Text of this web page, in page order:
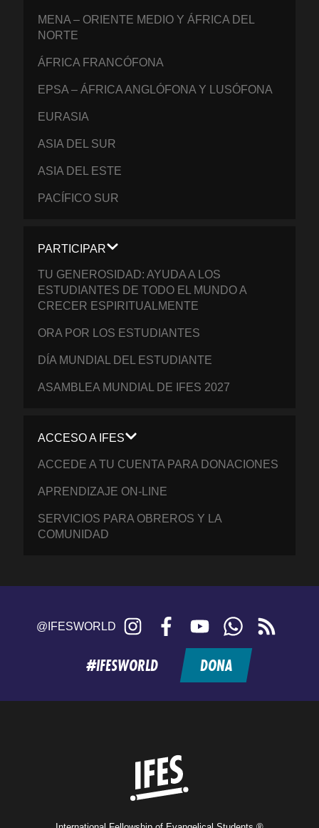
MENA – ORIENTE MEDIO Y ÁFRICA DEL
NORTE
ÁFRICA FRANCÓFONA
EPSA – ÁFRICA ANGLÓFONA Y LUSÓFONA
EURASIA
ASIA DEL SUR
ASIA DEL ESTE
PACÍFICO SUR
PARTICIPAR
TU GENEROSIDAD: AYUDA A LOS
ESTUDIANTES DE TODO EL MUNDO A
CRECER ESPIRITUALMENTE
ORA POR LOS ESTUDIANTES
DÍA MUNDIAL DEL ESTUDIANTE
ASAMBLEA MUNDIAL DE IFES 2027
ACCESO A IFES
ACCEDE A TU CUENTA PARA DONACIONES
APRENDIZAJE ON-LINE
SERVICIOS PARA OBREROS Y LA
COMUNIDAD
@IFESWORLD Instagram FacebookYouTubeWhatsApp
feed
#IFESWORLD DONA